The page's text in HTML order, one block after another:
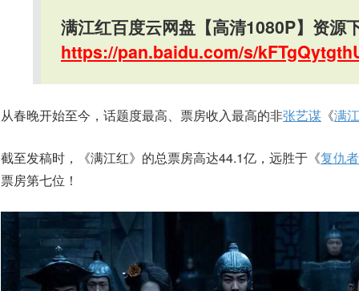
满江红百度云网盘【高清1080P】资源
https://pan.baidu.com/s/
从春晚开始至今，话题度最高、票房收入最高的非张艺谋 《满
截至发稿时，《满江红》的总票房高达44.1亿，远胜于《复仇
票房第七位！